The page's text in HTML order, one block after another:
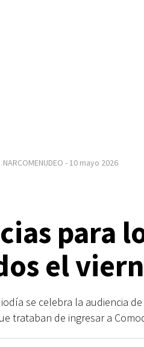
NARCOMENUDEO - 10 mayo 2026
para
el
se celebra la audiencia
trataban de ingresar a